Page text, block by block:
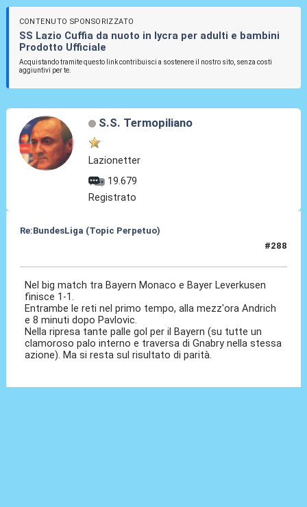
CONTENUTO SPONSORIZZATO
SS Lazio Cuffia da nuoto in lycra per adulti e bambini
Prodotto Ufficiale
Acquistando tramite questo link contribuisci a sostenere il nostro sito, senza costi
aggiuntivi per te.
S.S. Termopiliano
Lazionetter
19.679
Registrato
Re:BundesLiga (Topic Perpetuo)
#288
Nel big match tra Bayern Monaco e Bayer Leverkusen
finisce 1-1.
Entrambe le reti nel primo tempo, alla mezz'ora Andrich
e 8 minuti dopo Pavlovic.
Nella ripresa tante palle gol per il Bayern (su tutte un
clamoroso palo interno e traversa di Gnabry nella stessa
azione). Ma si resta sul risultato di parità.